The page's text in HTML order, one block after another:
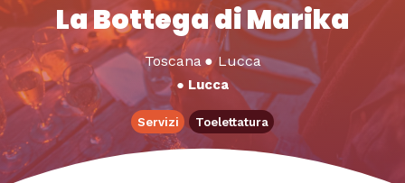
La Bottega di Marika
Toscana ● Lucca
● Lucca
Servizi Toelettatura